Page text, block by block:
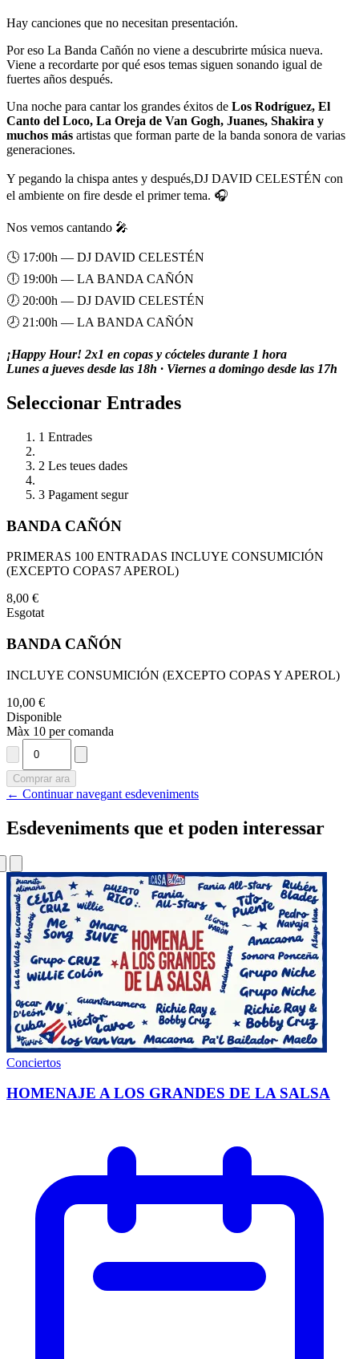
Hay canciones que no necesitan presentación.
Por eso La Banda Cañón no viene a descubrirte música nueva.
Viene a recordarte por qué esos temas siguen sonando igual de
fuertes años después.
Una noche para cantar los grandes éxitos de Los Rodríguez, El
Canto del Loco, La Oreja de Van Gogh, Juanes, Shakira y
muchos más artistas que forman parte de la banda sonora de varias
generaciones.
Y pegando la chispa antes y después,DJ DAVID CELESTÉN con
el ambiente on fire desde el primer tema. 🎧
Nos vemos cantando 🎤
🕓 17:00h — DJ DAVID CELESTÉN
🕕 19:00h — LA BANDA CAÑÓN
🕖 20:00h — DJ DAVID CELESTÉN
🕗 21:00h — LA BANDA CAÑÓN
¡Happy Hour! 2x1 en copas y cócteles durante 1 hora
Lunes a jueves desde las 18h · Viernes a domingo desde las 17h
Seleccionar Entrades
1 Entrades
2 Les teues dades
3 Pagament segur
BANDA CAÑÓN
PRIMERAS 100 ENTRADAS INCLUYE CONSUMICIÓN
(EXCEPTO COPAS7 APEROL)
8,00 €
Esgotat
BANDA CAÑÓN
INCLUYE CONSUMICIÓN (EXCEPTO COPAS Y APEROL)
10,00 €
Disponible
Màx 10 per comanda
Comprar ara
← Continuar navegant esdeveniments
Esdeveniments que et poden interessar
Conciertos
HOMENAJE A LOS GRANDES DE LA SALSA